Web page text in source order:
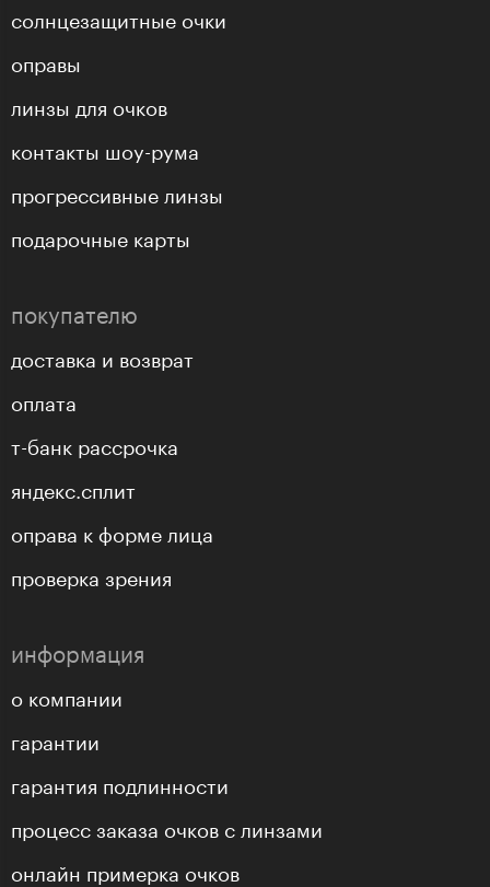
солнцезащитные очки
оправы
линзы для очков
контакты шоу-рума
прогрессивные линзы
подарочные карты
покупателю
доставка и возврат
оплата
т-банк рассрочка
яндекс.сплит
оправа к форме лица
проверка зрения
информация
о компании
гарантии
гарантия подлинности
процесс заказа очков с линзами
онлайн примерка очков